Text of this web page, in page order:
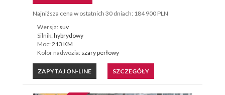
Najniższa cena w ostatnich 30 dniach: 184 900 PLN
Wersja: suv
Silnik: hybrydowy
Moc: 213 KM
Kolor nadwozia: szary perłowy
ZAPYTAJ ON-LINE SZCZEGÓŁY